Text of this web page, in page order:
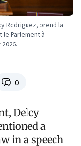
Rodriguez, prend la
Parlement à
0
Delcy
a
in a speech